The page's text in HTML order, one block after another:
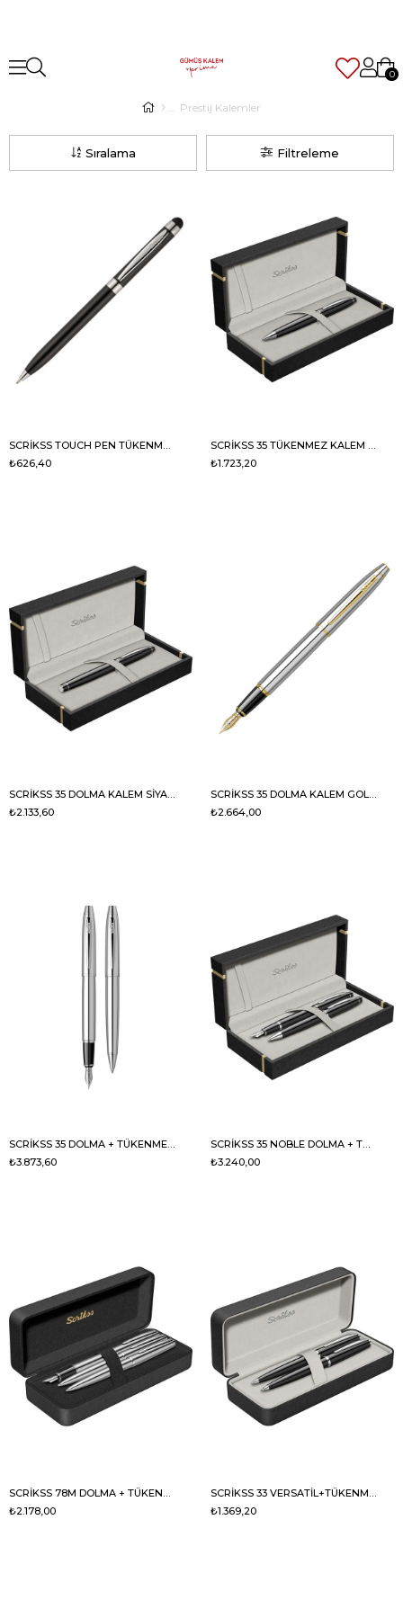
0
Prestij Kalemler
Filtreleme
Sıralama
SCRİKSS TOUCH PEN TÜKENMEZ KALEM SİYAH
₺626,40
SCRİKSS 35 TÜKENMEZ KALEM SİYAH
₺1.723,20
SCRİKSS 35 DOLMA KALEM SİYAH LUX KUTUDA
₺2.133,60
SCRİKSS 35 DOLMA KALEM GOLD KROM
₺2.664,00
₺3.873,60
₺3.240,00
₺2.178,00
₺1.369,20